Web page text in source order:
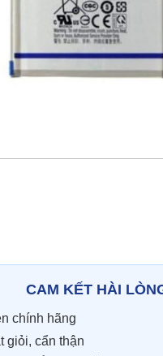
Thay pin
Pin iPhone Pin Samsumg
Pin Realme
CAM KẾT HÀI
chính hãng
giỏi, cẩn thận